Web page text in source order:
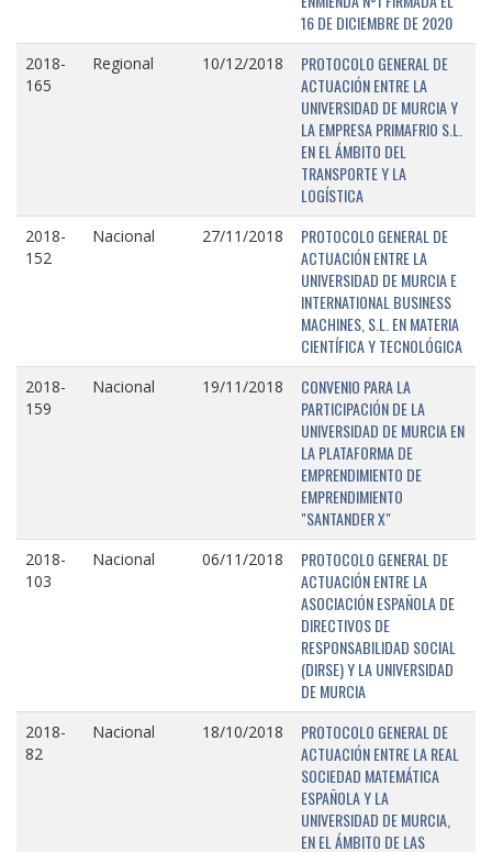
16 DE DICIEMBRE DE 2020
2018-
165
Regional 10/12/2018
PROTOCOLO GENERAL DE
ACTUACIÓN ENTRE LA
UNIVERSIDAD DE MURCIA Y
LA EMPRESA PRIMAFRIO S.L.
EN EL ÁMBITO DEL
TRANSPORTE Y LA
LOGÍSTICA
2018-
152
Nacional 27/11/2018
PROTOCOLO GENERAL DE
ACTUACIÓN ENTRE LA
UNIVERSIDAD DE MURCIA E
INTERNATIONAL BUSINESS
MACHINES, S.L. EN MATERIA
CIENTÍFICA Y TECNOLÓGICA
2018-
159
Nacional 19/11/2018
CONVENIO PARA LA
PARTICIPACIÓN DE LA
UNIVERSIDAD DE MURCIA EN
LA PLATAFORMA DE
EMPRENDIMIENTO DE
EMPRENDIMIENTO
"SANTANDER X"
2018-
103
Nacional 06/11/2018
PROTOCOLO GENERAL DE
ACTUACIÓN ENTRE LA
ASOCIACIÓN ESPAÑOLA DE
DIRECTIVOS DE
RESPONSABILIDAD SOCIAL
(DIRSE) Y LA UNIVERSIDAD
DE MURCIA
2018-
82
Nacional 18/10/2018
PROTOCOLO GENERAL DE
ACTUACIÓN ENTRE LA REAL
SOCIEDAD MATEMÁTICA
ESPAÑOLA Y LA
UNIVERSIDAD DE MURCIA,
EN EL ÁMBITO DE LAS